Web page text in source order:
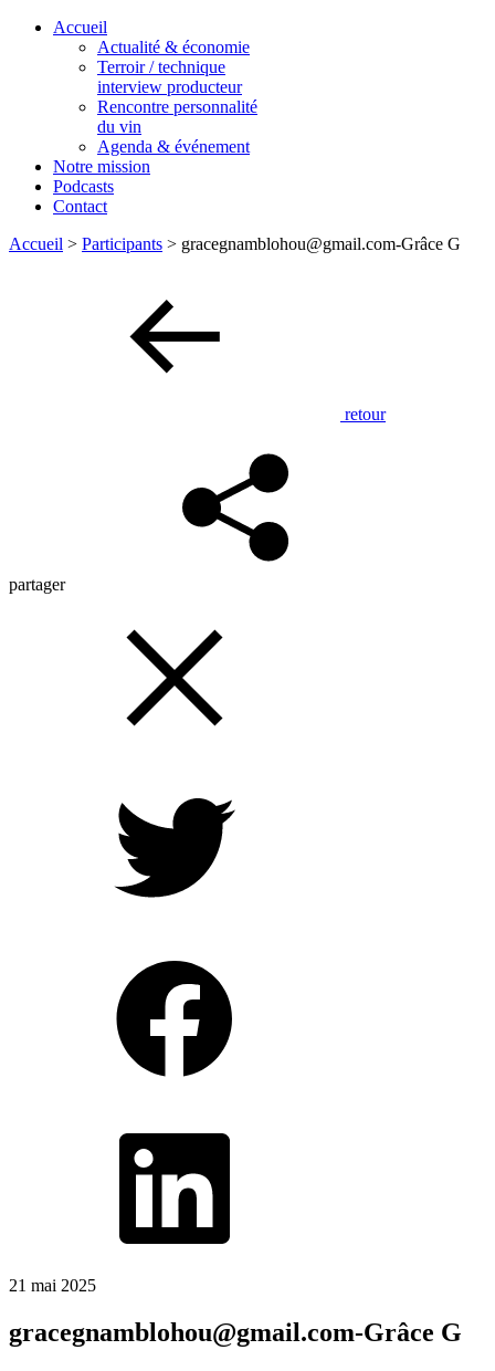
Accueil
Actualité & économie
Terroir / technique
interview producteur
Rencontre personnalité
du vin
Agenda & événement
Notre mission
Podcasts
Contact
Accueil > Participants > gracegnamblohou@gmail.com-Grâce G
retour
partager
21 mai 2025
gracegnamblohou@gmail.com-Grâce G